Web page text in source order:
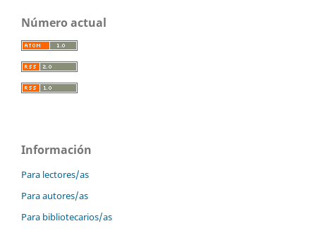
Número actual
Información
Para lectores/as
Para autores/as
Para bibliotecarios/as